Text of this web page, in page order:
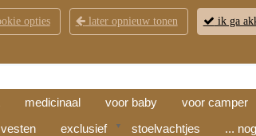
KLANTENSERVICE CONTACT
medicinaal voor baby voor camper
exclusief ▼ stoelvachtjes ...
opties later opnieuw tonen ik ga